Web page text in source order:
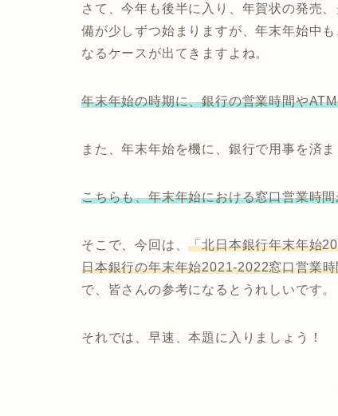
さて、今年も後半に入り、年賀状の発売
備が少しずつ始まりますが、年末年始中
なるケースが出てきますよね。
年末年始の時期に、銀行の営業時間や
また、年末年始を機に、銀行で用事を済
こちらも、年末年始における窓口営業時
そこで、今回は、「北日本銀行年末年始
日本銀行の年末年始2021-2022窓口営業
で、皆さんの参考になるとうれしいです。
それでは、早速、本題に入りましょう！